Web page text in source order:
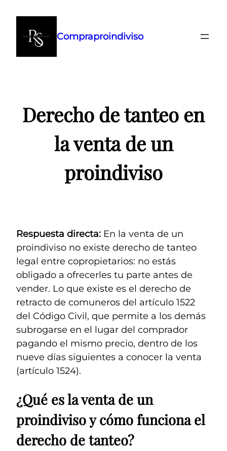
contenido
Compraproindiviso
Derecho de tanteo en
la venta de un
proindiviso
Respuesta directa: En la venta de un
proindiviso no existe derecho de tanteo
legal entre copropietarios: no estás
obligado a ofrecerles tu parte antes de
vender. Lo que existe es el derecho de
retracto de comuneros del artículo 1522
del Código Civil, que permite a los demás
subrogarse en el lugar del comprador
pagando el mismo precio, dentro de los
nueve días siguientes a conocer la venta
(artículo 1524).
¿Qué es la venta de un
proindiviso y cómo funciona el
derecho de tanteo?